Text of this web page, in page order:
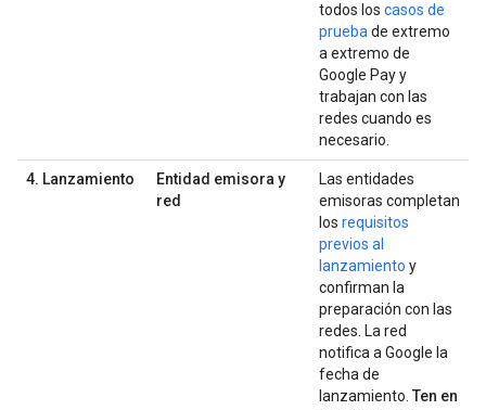
todos los casos de
pruebade extremo
a extremo de
Google Pay y
trabajan con las
redes cuando es
necesario.
4. Lanzamiento
Entidad emisora y
red
Las entidades
emisoras completan
los requisitos
previos al
lanzamiento y
confirman la
preparación con las
redes. La red
notifica a Google la
fecha de
lanzamiento. Ten en